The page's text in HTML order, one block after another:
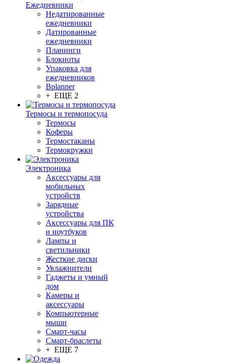
Ежедневники
Недатированные
ежедневники
Датированные
ежедневники
Планинги
Блокноты
Упаковка для
ежедневников
Bplanner
+ ЕЩЕ 2
Термосы и термопосуда
Термосы
Коферы
Термостаканы
Термокружки
Электроника
Аксессуары для
мобильных
устройств
Зарядные
устройства
Аксессуары для ПК
и ноутбуков
Лампы и
светильники
Жесткие диски
Увлажнители
Гаджеты и умный
дом
Камеры и
аксессуары
Компьютерные
мыши
Смарт-часы
Смарт-браслеты
+ ЕЩЕ 7